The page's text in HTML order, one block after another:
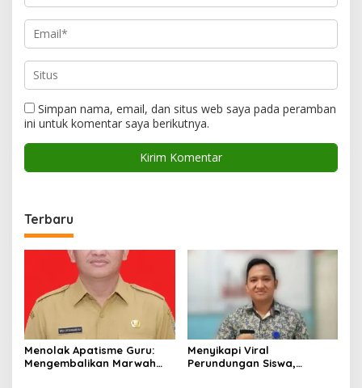
Simpan nama, email, dan situs web saya pada peramban
ini untuk komentar saya berikutnya.
Terbaru
Menolak Apatisme Guru:
Mengembalikan Marwah
Menyikapi Viral
Perundungan Siswa,